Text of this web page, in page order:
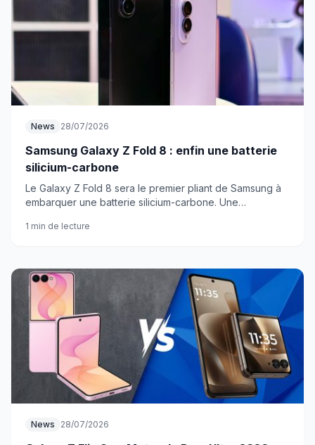
News 28/07/2026
Samsung Galaxy Z Fold 8 : enfin une batterie
silicium-carbone
Le Galaxy Z Fold 8 sera le premier pliant de Samsung à
embarquer une batterie silicium-carbone. Une
foldables.
1 min de lecture
News 28/07/2026